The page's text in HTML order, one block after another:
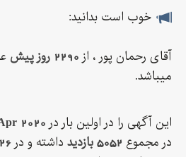
نایلکس دسته رکابی درجه دو
تولید و فروش نایلکس مستقیم از کارخانه
نایکس های فانتزی دسته موزی
فروش نایلکس
خوب است بدانید:
آقای رحمان پور ، از 2290 روز پیش
میباشد.
این آگهی را در اولین بار در 2020
در مجموع 5052 بازدید داشته و در